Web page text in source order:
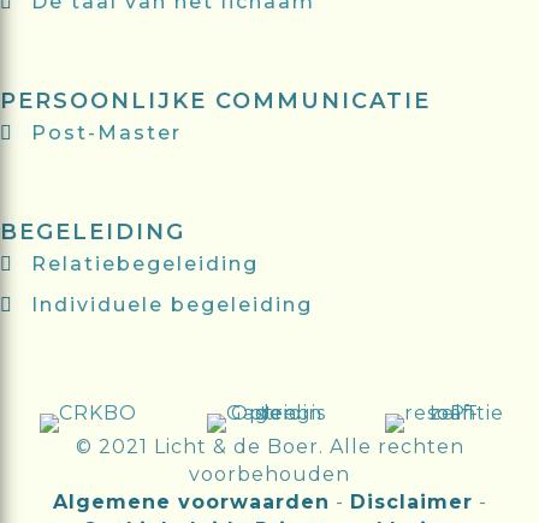
PERSOONLIJKE COMMUNICATIE
Post-Master
BEGELEIDING
Relatiebegeleiding
Individuele begeleiding
© 2021 Licht & de Boer. Alle rechten
voorbehouden
Algemene voorwaarden - Disclaimer -